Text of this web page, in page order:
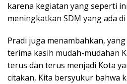
karena kegiatan yang seperti
meningkatkan SDM yang ada
Pradi juga menambahkan,
terima kasih mudah-mudahan
terus dan terus menjadi Kota
citakan, Kita bersyukur bahwa